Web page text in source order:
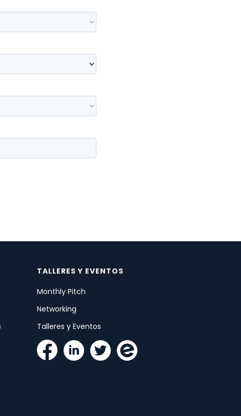
TALLERES Y EVENTOS
Monthly Pitch
Networking
Talleres y Eventos